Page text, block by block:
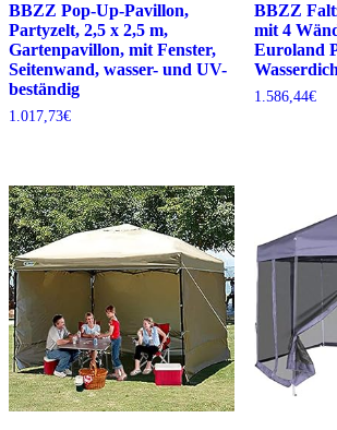
BBZZ Pop-Up-Pavillon,
Partyzelt, 2,5 x 2,5 m,
Gartenpavillon, mit Fenster,
Seitenwand, wasser- und UV-
beständig
1.017,73€
BBZZ
mit 4
Euroland
1.586,44€